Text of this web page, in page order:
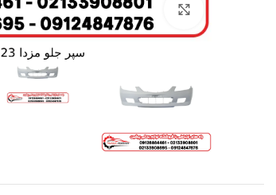
برای بزرگنمایی کلیک کنید